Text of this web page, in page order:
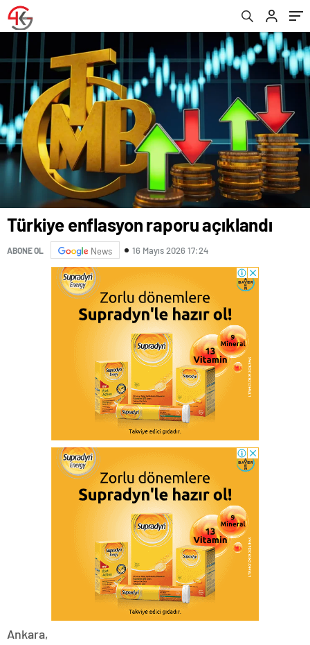
Türkiye enflasyon raporu açıklandı
ABONE OL News 16 Mayıs 2026 17:24
Ankara,